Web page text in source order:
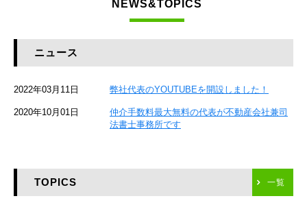
JR総武本線
京成本線
東海道新幹線
NEWS&TOPICS
ニュース
2022年03月11日 弊社代表のYOUTUBEを開設しました！
2020年10月01日
仲介手数料最大無料の代表が不動産会社兼司
法書士事務所です
TOPICS 一覧